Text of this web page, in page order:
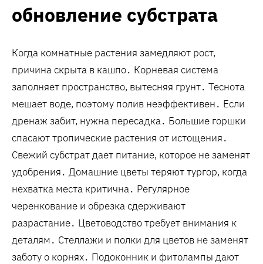
обновление субстрата
Когда комнатные растения замедляют рост,
причина скрыта в кашпо․ Корневая система
заполняет пространство, вытесняя грунт․ Теснота
мешает воде, поэтому полив неэффективен․ Если
дренаж забит, нужна пересадка․ Большие горшки
спасают тропические растения от истощения․
Свежий субстрат дает питание, которое не заменят
удобрения․ Домашние цветы теряют тургор, когда
нехватка места критична․ Регулярное
черенкование и обрезка сдерживают
разрастание․ Цветоводство требует внимания к
деталям․ Стеллажи и полки для цветов не заменят
заботу о корнях․ Подоконник и фитолампы дают